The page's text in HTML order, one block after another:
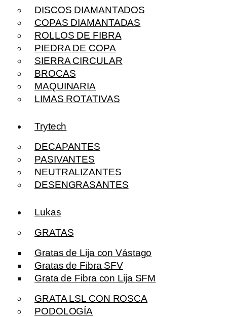
DISCOS DIAMANTADOS
COPAS DIAMANTADAS
ROLLOS DE FIBRA
PIEDRA DE COPA
SIERRA CIRCULAR
BROCAS
MAQUINARIA
LIMAS ROTATIVAS
Trytech
DECAPANTES
PASIVANTES
NEUTRALIZANTES
DESENGRASANTES
Lukas
GRATAS
Gratas de Lija con Vástago
Gratas de Fibra SFV
Grata de Fibra con Lija SFM
GRATA LSL CON ROSCA
PODOLOGÍA